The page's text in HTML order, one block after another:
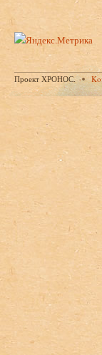
Проект ХРОНОС.